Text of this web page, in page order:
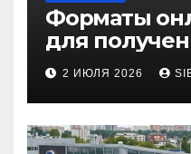
Форматы
для
профессий
2 ИЮЛЯ 2026